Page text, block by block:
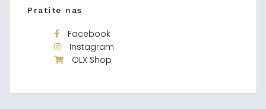
Pratite nas
Facebook
Instagram
OLX Shop